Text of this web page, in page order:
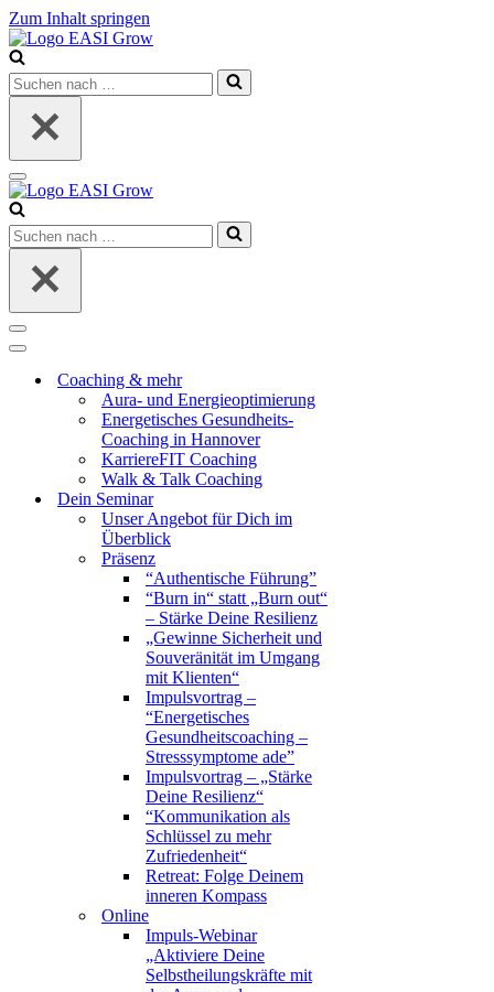
Zum Inhalt springen
Suchen
nach …
Navigationsmenü
Suchen
nach …
Navigationsmenü
Navigationsmenü
Coaching & mehr
Aura- und Energieoptimierung
Energetisches Gesundheits-
Coaching in Hannover
KarriereFIT Coaching
Walk & Talk Coaching
Dein Seminar
Unser Angebot für Dich im
Überblick
Präsenz
“Authentische Führung”
“Burn in“ statt „Burn out“
– Stärke Deine Resilienz
„Gewinne Sicherheit und
Souveränität im Umgang
mit Klienten“
Impulsvortrag –
“Energetisches
Gesundheitscoaching –
Stresssymptome ade”
Impulsvortrag – „Stärke
Deine Resilienz“
“Kommunikation als
Schlüssel zu mehr
Zufriedenheit“
Retreat: Folge Deinem
inneren Kompass
Online
Impuls-Webinar
„Aktiviere Deine
Selbstheilungskräfte mit